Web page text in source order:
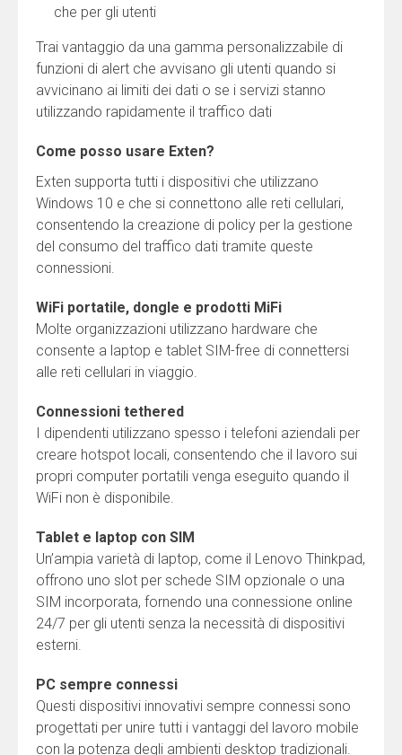
che per gli utenti
Trai vantaggio da una gamma personalizzabile di
funzioni di alert che avvisano gli utenti quando si
avvicinano ai limiti dei dati o se i servizi stanno
utilizzando rapidamente il traffico dati
Come posso usare Exten?
Exten supporta tutti i dispositivi che utilizzano
Windows 10 e che si connettono alle reti cellulari,
consentendo la creazione di policy per la gestione
del consumo del traffico dati tramite queste
connessioni.
WiFi portatile, dongle e prodotti MiFi
Molte organizzazioni utilizzano hardware che
consente a laptop e tablet SIM-free di connettersi
alle reti cellulari in viaggio.
Connessioni tethered
I dipendenti utilizzano spesso i telefoni aziendali per
creare hotspot locali, consentendo che il lavoro sui
propri computer portatili venga eseguito quando il
WiFi non è disponibile.
Tablet e laptop con SIM
Un’ampia varietà di laptop, come il Lenovo Thinkpad,
offrono uno slot per schede SIM opzionale o una
SIM incorporata, fornendo una connessione online
24/7 per gli utenti senza la necessità di dispositivi
esterni.
PC sempre connessi
Questi dispositivi innovativi sempre connessi sono
progettati per unire tutti i vantaggi del lavoro mobile
con la potenza degli ambienti desktop tradizionali.